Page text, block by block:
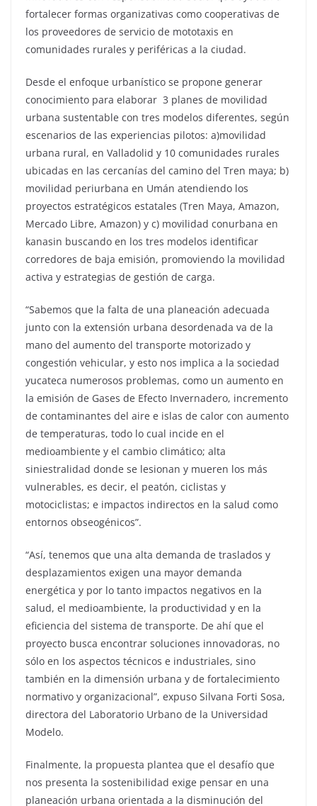
fortalecer formas organizativas como cooperativas de
los proveedores de servicio de mototaxis en
comunidades rurales y periféricas a la ciudad.
Desde el enfoque urbanístico se propone generar
conocimiento para elaborar 3 planes de movilidad
urbana sustentable con tres modelos diferentes, según
escenarios de las experiencias pilotos: a)movilidad
urbana rural, en Valladolid y 10 comunidades rurales
ubicadas en las cercanías del camino del Tren maya; b)
movilidad periurbana en Umán atendiendo los
proyectos estratégicos estatales (Tren Maya, Amazon,
Mercado Libre, Amazon) y c) movilidad conurbana en
kanasin buscando en los tres modelos identificar
corredores de baja emisión, promoviendo la movilidad
activa y estrategias de gestión de carga.
“Sabemos que la falta de una planeación adecuada
junto con la extensión urbana desordenada va de la
mano del aumento del transporte motorizado y
congestión vehicular, y esto nos implica a la sociedad
yucateca numerosos problemas, como un aumento en
la emisión de Gases de Efecto Invernadero, incremento
de contaminantes del aire e islas de calor con aumento
de temperaturas, todo lo cual incide en el
medioambiente y el cambio climático; alta
siniestralidad donde se lesionan y mueren los más
vulnerables, es decir, el peatón, ciclistas y
motociclistas; e impactos indirectos en la salud como
entornos obseogénicos”.
“Así, tenemos que una alta demanda de traslados y
desplazamientos exigen una mayor demanda
energética y por lo tanto impactos negativos en la
salud, el medioambiente, la productividad y en la
eficiencia del sistema de transporte. De ahí que el
proyecto busca encontrar soluciones innovadoras, no
sólo en los aspectos técnicos e industriales, sino
también en la dimensión urbana y de fortalecimiento
normativo y organizacional”, expuso Silvana Forti Sosa,
directora del Laboratorio Urbano de la Universidad
Modelo.
Finalmente, la propuesta plantea que el desafío que
nos presenta la sostenibilidad exige pensar en una
planeación urbana orientada a la disminución del